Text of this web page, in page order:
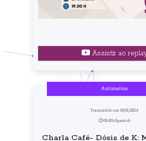
Assistir ao
Automation
Transmitido em 18/01/2024
00:45h Spanish
Charla Café- Dósis de K: